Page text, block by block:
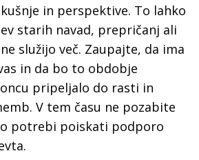
in perspektive. To lahko
starih navad, prepričanj ali
služijo več. Zaupajte, da ima
in da bo to obdobje
pripeljalo do rasti in
V tem času ne pozabite
potrebi poiskati podporo